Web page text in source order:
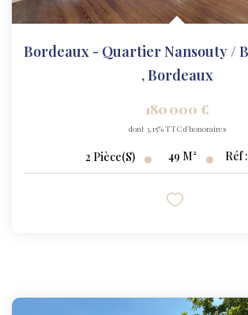
,Bordeaux
180 000 €
dont 3,15% TTC d'honoraires
2 Pièce(s) 49 M² Réf :